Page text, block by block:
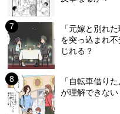
「元嫁と別れ
を突っ込まれ
じれる？
「自転車借り
が理解できな